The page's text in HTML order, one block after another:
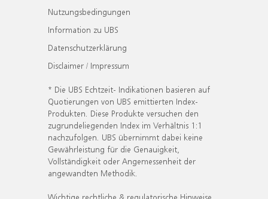
Nutzungsbedingungen
Information zu UBS
Datenschutzerklärung
Disclaimer / Impressum
* Die UBS Echtzeit- Indikationen basieren auf
Quotierungen von UBS emittierten Index-
Produkten. Diese Produkte versuchen den
zugrundeliegenden Index im Verhältnis 1:1
nachzufolgen. UBS übernimmt dabei keine
Gewährleistung für die Genauigkeit,
Vollständigkeit oder Angemessenheit der
angewandten Methodik.